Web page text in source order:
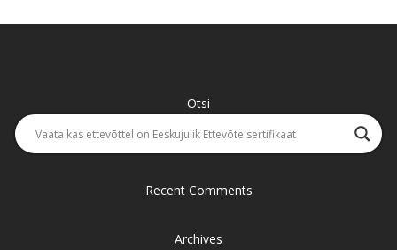
Otsi
Recent Comments
Archives